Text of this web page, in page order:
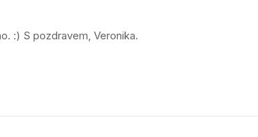
:) S pozdravem, Veronika.